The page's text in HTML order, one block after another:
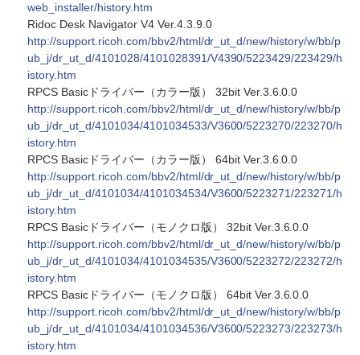
web_installer/history.htm
Ridoc Desk Navigator V4 Ver.4.3.9.0
http://support.ricoh.com/bbv2/html/dr_ut_d/new/history/w/bb/p
ub_j/dr_ut_d/4101028/4101028391/V4390/5223429/223429/h
istory.htm
RPCS Basicドライバー（カラー版） 32bit Ver.3.6.0.0
http://support.ricoh.com/bbv2/html/dr_ut_d/new/history/w/bb/p
ub_j/dr_ut_d/4101034/4101034533/V3600/5223270/223270/h
istory.htm
RPCS Basicドライバー（カラー版） 64bit Ver.3.6.0.0
http://support.ricoh.com/bbv2/html/dr_ut_d/new/history/w/bb/p
ub_j/dr_ut_d/4101034/4101034534/V3600/5223271/223271/h
istory.htm
RPCS Basicドライバー（モノクロ版） 32bit Ver.3.6.0.0
http://support.ricoh.com/bbv2/html/dr_ut_d/new/history/w/bb/p
ub_j/dr_ut_d/4101034/4101034535/V3600/5223272/223272/h
istory.htm
RPCS Basicドライバー（モノクロ版） 64bit Ver.3.6.0.0
http://support.ricoh.com/bbv2/html/dr_ut_d/new/history/w/bb/p
ub_j/dr_ut_d/4101034/4101034536/V3600/5223273/223273/h
istory.htm